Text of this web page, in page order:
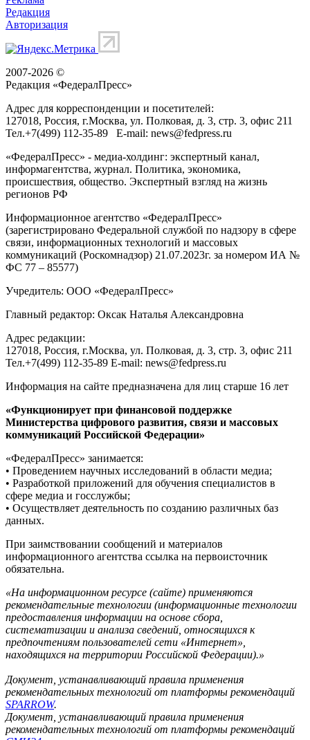
Редакция
Авторизация
2007-2026 ©
Редакция «ФедералПресс»
Адрес для корреспонденции и посетителей:
127018, Россия, г.Москва, ул. Полковая, д. 3, стр. 3, офис 211
Тел.+7(499) 112-35-89 E-mail: news@fedpress.ru
«ФедералПресс» - медиа-холдинг: экспертный канал,
информагентства, журнал. Политика, экономика,
происшествия, общество. Экспертный взгляд на жизнь
регионов РФ
Информационное агентство «ФедералПресс»
(зарегистрировано Федеральной службой по надзору в сфере
связи, информационных технологий и массовых
коммуникаций (Роскомнадзор) 21.07.2023г. за номером ИА №
ФС 77 – 85577)
Учредитель: ООО «ФедералПресс»
Главный редактор: Оксак Наталья Александровна
Адрес редакции:
127018, Россия, г.Москва, ул. Полковая, д. 3, стр. 3, офис 211
Тел.+7(499) 112-35-89 E-mail: news@fedpress.ru
Информация на сайте предназначена для лиц старше 16 лет
«Функционирует при финансовой поддержке
Министерства цифрового развития, связи и массовых
коммуникаций Российской Федерации»
«ФедералПресс» занимается:
• Проведением научных исследований в области медиа;
• Разработкой приложений для обучения специалистов в
сфере медиа и госслужбы;
• Осуществляет деятельность по созданию различных баз
данных.
При заимствовании сообщений и материалов
информационного агентства ссылка на первоисточник
обязательна.
«На информационном ресурсе (сайте) применяются
рекомендательные технологии (информационные технологии
предоставления информации на основе сбора,
систематизации и анализа сведений, относящихся к
предпочтениям пользователей сети «Интернет»,
находящихся на территории Российской Федерации).»
Документ, устанавливающий правила применения
рекомендательных технологий от платформы рекомендаций
SPARROW.
Документ, устанавливающий правила применения
рекомендательных технологий от платформы рекомендаций